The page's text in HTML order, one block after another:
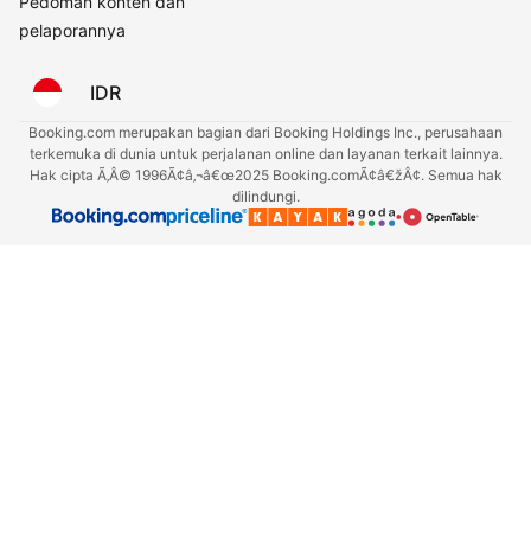
pelaporannya
IDR
Booking.com merupakan bagian dari Booking Holdings Inc., perusahaan
terkemuka di dunia untuk perjalanan online dan layanan terkait lainnya.
Hak cipta Ã‚Â© 1996Ã¢â‚¬â€œ2025 Booking.comÃ¢â€žÂ¢. Semua hak
dilindungi.